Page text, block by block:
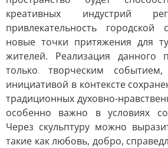
креативных индустрий
привлекательность
новые точки притяжения для
жителей. Реализация данного
только творческим
инициативой в контексте
традиционных духовно-
особенно важно в условиях
Через скульптуру можно
такие как любовь, добро,